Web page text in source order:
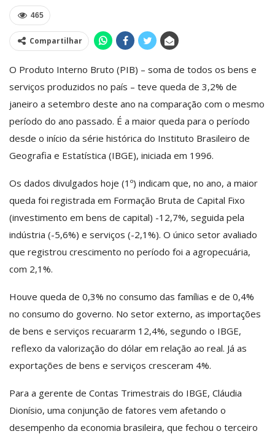
465
Compartilhar
O Produto Interno Bruto (PIB) – soma de todos os bens e
serviços produzidos no país – teve queda de 3,2% de
janeiro a setembro deste ano na comparação com o mesmo
período do ano passado. É a maior queda para o período
desde o início da série histórica do Instituto Brasileiro de
Geografia e Estatística (IBGE), iniciada em 1996.
Os dados divulgados hoje (1º) indicam que, no ano, a maior
queda foi registrada em Formação Bruta de Capital Fixo
(investimento em bens de capital) -12,7%, seguida pela
indústria (-5,6%) e serviços (-2,1%). O único setor avaliado
que registrou crescimento no período foi a agropecuária,
com 2,1%.
Houve queda de 0,3% no consumo das famílias e de 0,4%
no consumo do governo. No setor externo, as importações
de bens e serviços recuararm 12,4%, segundo o IBGE,
reflexo da valorização do dólar em relação ao real. Já as
exportações de bens e serviços cresceram 4%.
Para a gerente de Contas Trimestrais do IBGE, Cláudia
Dionísio, uma conjunção de fatores vem afetando o
desempenho da economia brasileira, que fechou o terceiro